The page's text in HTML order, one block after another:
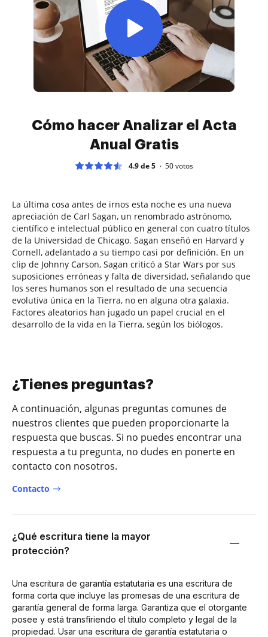
Cómo hacer Analizar el Acta
Anual Gratis
4.9 de 5 50votos
La última cosa antes de irnos esta noche es una nueva
apreciación de Carl Sagan, un renombrado astrónomo,
científico e intelectual público en general con cuatro títulos
de la Universidad de Chicago. Sagan enseñó en Harvard y
Cornell, adelantado a su tiempo casi por definición. En un
clip de Johnny Carson, Sagan criticó a Star Wars por sus
suposiciones erróneas y falta de diversidad, señalando que
los seres humanos son el resultado de una secuencia
evolutiva única en la Tierra, no en alguna otra galaxia.
Factores aleatorios han jugado un papel crucial en el
desarrollo de la vida en la Tierra, según los biólogos.
¿Tienes preguntas?
A continuación, algunas preguntas comunes de
nuestros clientes que pueden proporcionarte la
respuesta que buscas. Si no puedes encontrar una
respuesta a tu pregunta, no dudes en ponerte en
contacto con nosotros.
Contacto
¿Qué escritura tiene la mayor
protección?
Una escritura de garantía estatutaria es una escritura de
forma corta que incluye las promesas de una escritura de
garantía general de forma larga. Garantiza que el otorgante
posee y está transfiriendo el título completo y legal de la
propiedad. Usar una escritura de garantía estatutaria o